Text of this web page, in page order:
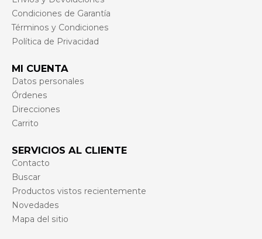
Condiciones de Garantía
Términos y Condiciones
Política de Privacidad
MI CUENTA
Datos personales
Órdenes
Direcciones
Carrito
SERVICIOS AL CLIENTE
Contacto
Buscar
Productos vistos recientemente
Novedades
Mapa del sitio